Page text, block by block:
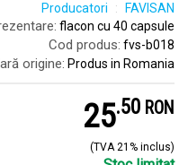
Producatori
FAVISAN
flacon cu 40 capsule
Cod produs: fvs-b018
origine: Produs in Romania
25.5 RON
(TVA 21% inclus)